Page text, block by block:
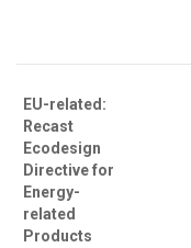
EU-related:
Recast
Ecodesign
Directive for
Energy-
related
Products